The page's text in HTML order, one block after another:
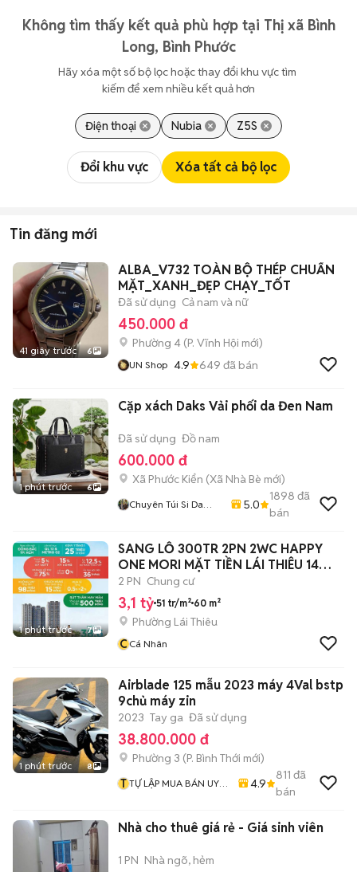
Không tìm thấy kết quả phù hợp tại Thị xã Bình
Long, Bình Phước
Hãy xóa một số bộ lọc hoặc thay đổi khu vực tìm
kiếm để xem nhiều kết quả hơn
Điện thoại Nubia Z5S
Đổi khu vực Xóa tất cả bộ lọc
Tin đăng mới
41 giây trước 6
ALBA_V732 TOÀN BỘ THÉP CHUẨN
MẶT_XANH_ĐẸP CHẠY_TỐT
Đã sử dụng Cả nam và nữ
450.000 đ
Phường 4 (P. Vĩnh Hội mới)
UN Shop 4.9 649 đã bán
1 phút trước 6
Cặp xách Daks Vải phối da Đen Nam
Đã sử dụng Đồ nam
600.000 đ
Xã Phước Kiển (Xã Nhà Bè mới)
Chuyên Túi Si Da
5.0
1898 đã
bán
1 phút trước 7
SANG LỖ 300TR 2PN 2WC HAPPY
ONE MORI MẶT TIỀN LÁI THIÊU 14
VIEW ĐẸP
2 PN Chung cư
3,1 tỷ 51 tr/m² 60 m²
Phường Lái Thiêu
CCá Nhân
1 phút trước 8
Airblade 125 mẫu 2023 máy 4Val bstp
9chủ máy zin
2023 Tay ga Đã sử dụng
38.800.000 đ
Phường 3 (P. Bình Thới mới)
T TỰ LẬP MUA BÁN UY
4.9
811 đã
bán
Nhà cho thuê giá rẻ - Giá sinh viên
1 PN Nhà ngõ, hẻm